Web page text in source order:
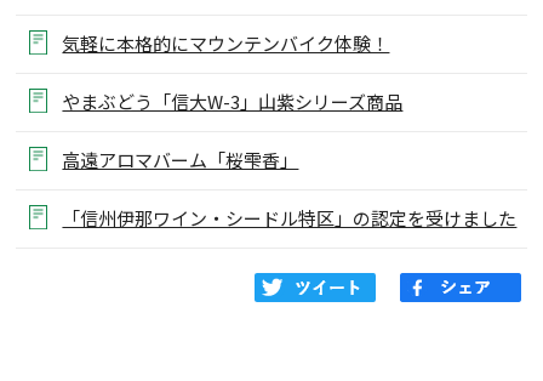
気軽に本格的にマウンテンバイク体験！
やまぶどう「信大W-3」山紫シリーズ商品
高遠アロマバーム「桜雫香」
「信州伊那ワイン・シードル特区」の認定を受けました